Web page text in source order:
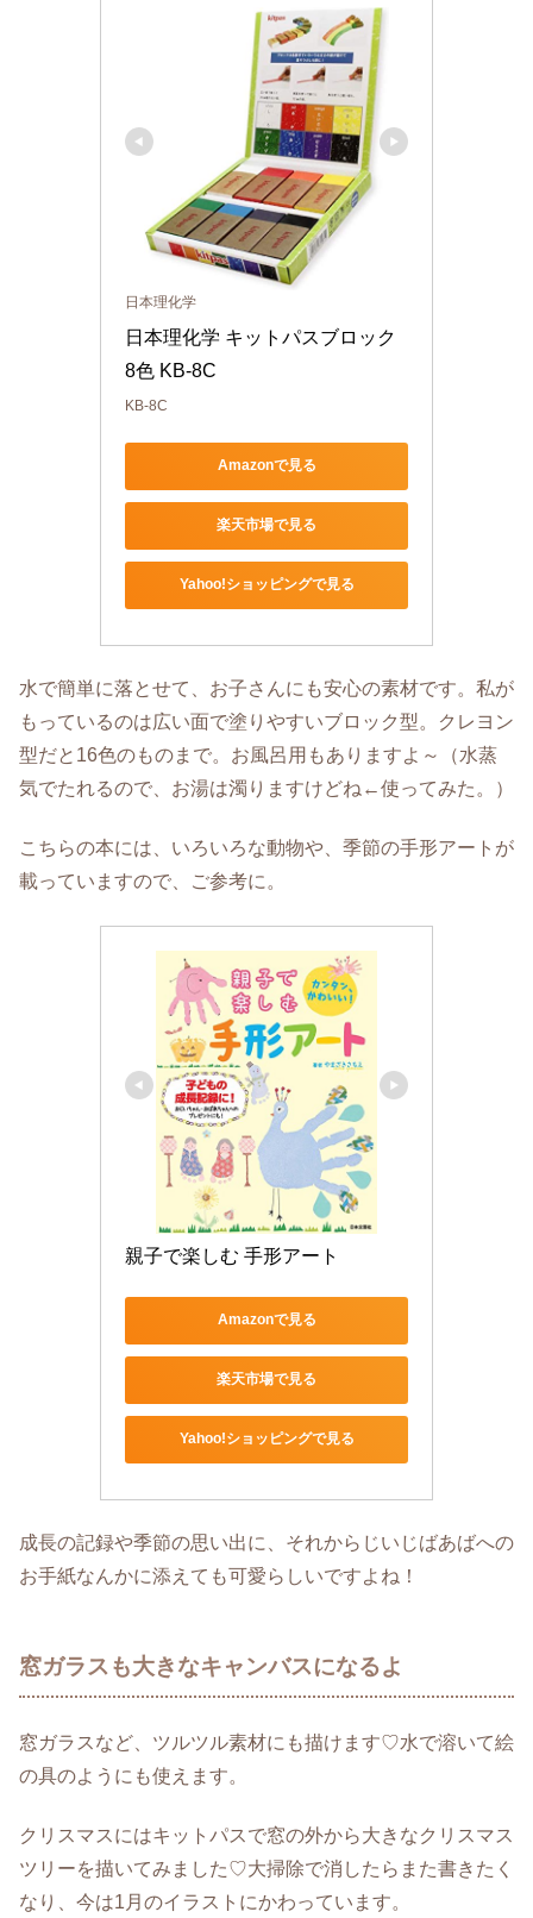
日本理化学
日本理化学 キットパスブロック
8色 KB-8C
KB-8C
Amazonで見る
楽天市場で見る
Yahoo!ショッピングで見る
水で簡単に落とせて、お子さんにも安心の素材です。私が
もっているのは広い面で塗りやすいブロック型。クレヨン
型だと16色のものまで。お風呂用もありますよ～（水蒸
気でたれるので、お湯は濁りますけどね←使ってみた。）
こちらの本には、いろいろな動物や、季節の手形アートが
載っていますので、ご参考に。
親子で楽しむ 手形アート
Amazonで見る
楽天市場で見る
Yahoo!ショッピングで見る
成長の記録や季節の思い出に、それからじいじばあばへの
お手紙なんかに添えても可愛らしいですよね！
窓ガラスも大きなキャンバスになるよ
窓ガラスなど、ツルツル素材にも描けます♡水で溶いて絵
の具のようにも使えます。
クリスマスにはキットパスで窓の外から大きなクリスマス
ツリーを描いてみました♡大掃除で消したらまた書きたく
なり、今は1月のイラストにかわっています。